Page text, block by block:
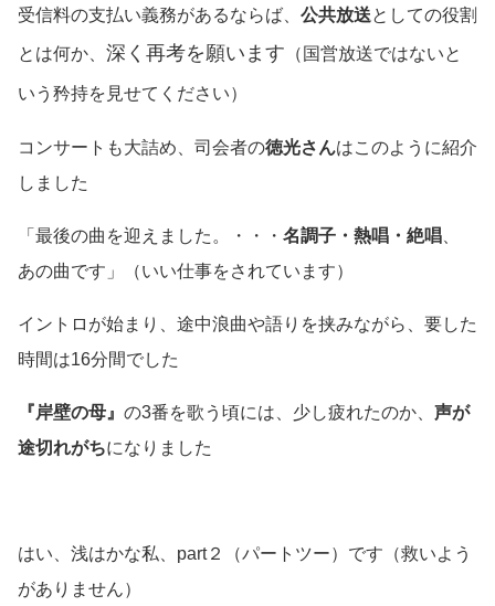
受信料の支払い義務があるならば、 公共放送としての役割
とは何か、 深く再考を願います （国営放送ではないと
いう矜持を見せてください）
コンサートも大詰め、司会者の徳光さんはこのように紹介
しました
「最後の曲を迎えました。・・・ 名調子・熱唱・絶唱
あの曲です」
（いい仕事をされています）
イントロが始まり、途中浪曲や語りを挟みながら、要した
時間は16分間でした
『岸壁の母』 の3番を歌う頃には、少し疲れたのか、 声が
途切れがちになりました
はい、浅はかな私、part２（パートツー）です （救いよう
がありません）